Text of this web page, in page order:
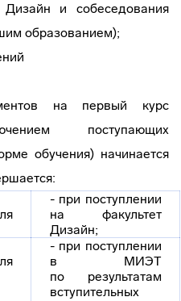
Дизайн и собеседования
образованием);
на первый курс
поступающих
обучения) начинается
- при поступлении
на факультет
Дизайн;
- при поступлении
в МИЭТ
по результатам
вступительных